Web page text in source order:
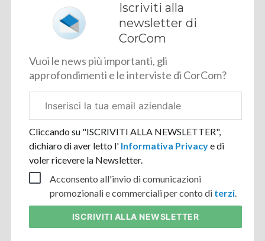
Iscriviti alla
newsletter di
CorCom
Vuoi le news più importanti, gli
approfondimenti e le interviste di CorCom?
aziendale
Cliccando su "ISCRIVITI ALLA NEWSLETTER",
dichiaro di aver letto l' Informativa Privacye di
voler ricevere la Newsletter.
Acconsento all'invio di comunicazioni
promozionali e commerciali per conto di terzi.
ISCRIVITI ALLA NEWSLETTER